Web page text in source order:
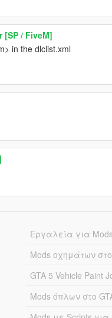
/ FiveM]
in the dlclist.xml
Εργαλεία για
Mods οχημάτων στο
GTA 5 Vehicle Paint
Mods όπλων στο